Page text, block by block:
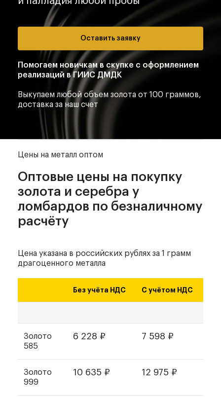
Оставить заявку
Помогаем новичкам в скупке с оформлением
реализаций в ГИИС ДМДК
Выкупаем любой объем золота от 100 граммов,
доставка за наш счет
Цены на металл оптом
Оптовые цены на покупку
золота и серебра у
ломбардов по безналичному
расчёту
Цена указана в российских рублях за 1 грамм
драгоценного металла
Без учёта НДС С учётом НДС
Золото
585
6 228 ₽ 7 598 ₽
Золото
999
10 635 ₽ 12 975 ₽